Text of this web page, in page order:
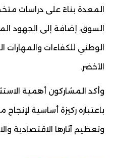
المعدة بناءً على دراسات
السوق، إضافة إلى الجهود
الوطني للكفاءات والمهارات
الأخضر.
وأكد المشاركون أهمية
باعتباره ركيزة أساسية لإنجاح
وتعظيم آثارها الاقتصادية